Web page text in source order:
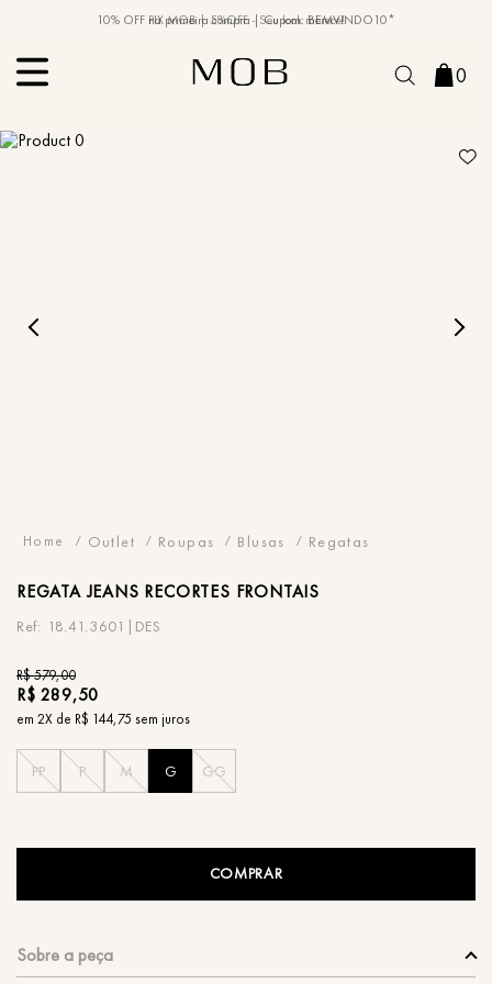
PIX MOB | 5%OFF - Seu look merece!
10% OFF na primeira compra | Cupom: BEMVINDO10*
0
Outlet Roupas Blusas Regatas
REGATA JEANS RECORTES FRONTAIS
18.41.3601|DES
R$579,00
R$ 289,50
em 2X de R$ 144,75 sem juros
PP P M G GG
COMPRAR